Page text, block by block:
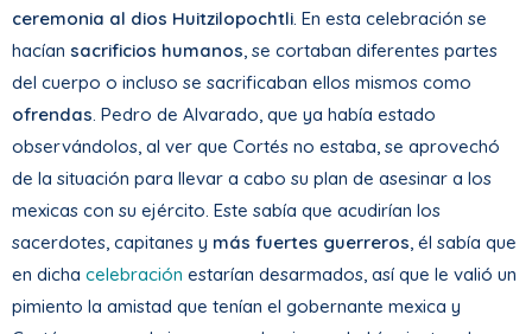
ceremonia al dios Huitzilopochtli. En esta celebración se
hacían sacrificios humanos, se cortaban diferentes partes
del cuerpo o incluso se sacrificaban ellos mismos como
ofrendas. Pedro de Alvarado, que ya había estado
observándolos, al ver que Cortés no estaba, se aprovechó
de la situación para llevar a cabo su plan de asesinar a los
mexicas con su ejército. Este sabía que acudirían los
sacerdotes, capitanes y más fuertes guerreros, él sabía que
en dicha celebración estarían desarmados, así que le valió un
pimiento la amistad que tenían el gobernante mexica y